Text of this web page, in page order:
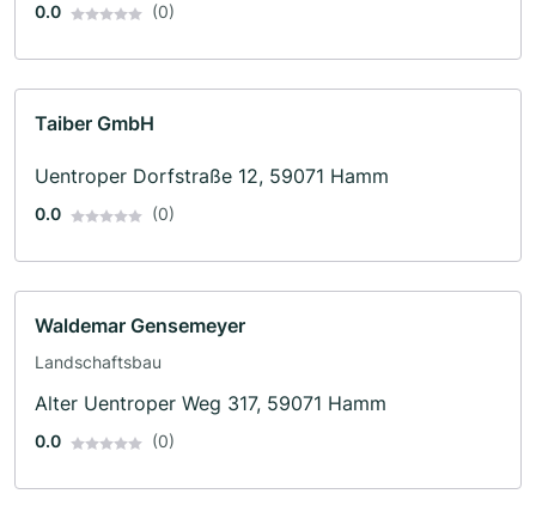
0.0 (0)
Taiber GmbH
Uentroper Dorfstraße 12, 59071 Hamm
0.0 (0)
Waldemar Gensemeyer
Landschaftsbau
Alter Uentroper Weg 317, 59071 Hamm
0.0 (0)